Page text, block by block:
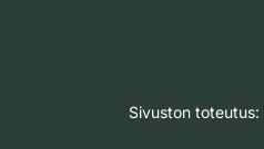
Sivuston toteutus: